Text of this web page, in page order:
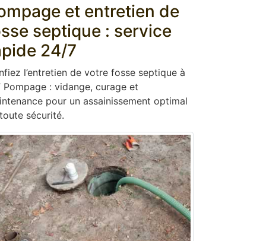
et entretien de
septique : service
24/7
l’entretien de votre fosse septique à
Pompage : vidange, curage et
pour un assainissement optimal
sécurité.